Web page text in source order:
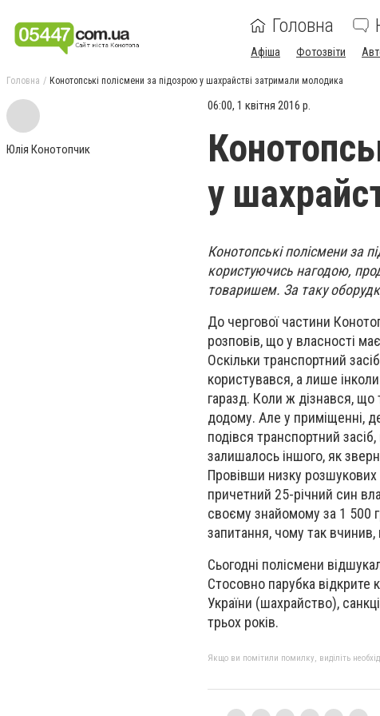
Головна
Афіша Фотозвіти
Головна Конотопські полісмени за підозрою у шахрайстві затримали молодика
Юлія Конотопчик
06:00, 1 квітня 2016 р.
у
Конотопські полісмени за
користуючись нагодою,
товаришем. За таку
До чергової частини
розповів, що у власності
Оскільки транспортний
користувався, а лише
гаразд. Коли ж дізнався,
додому. Але у приміщенні,
подівся транспортний
залишалось іншого, як
Провівши низку
причетний 25-річний син
своєму знайомому за 1 500
запитання, чому так вчинив,
Сьогодні полісмени
Стосовно парубка відкрите
України (шахрайство),
трьох років.
Якщо ви помітили помилку, виділіть